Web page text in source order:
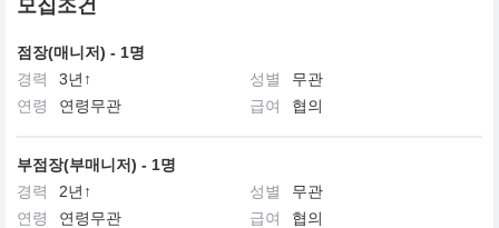
모집조건
점장(매니저) - 1명
경력
3년↑ 성별
무관
연령
연령무관 급여 협의
부점장(부매니저) - 1명
경력
2년↑ 성별
무관
연령
연령무관 급여 협의